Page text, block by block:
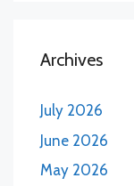
Archives
July 2026
June 2026
May 2026